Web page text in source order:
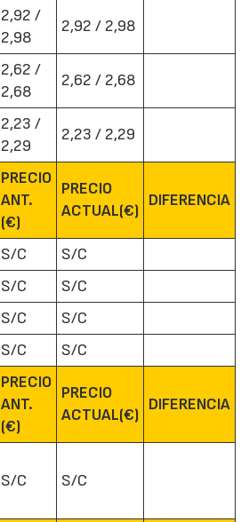
2,92 /
2,98
2,92 / 2,98
2,62 /
2,68
2,62 / 2,68
2,23 /
2,29
2,23 / 2,29
PRECIO
ANT.
(€)
PRECIO
ACTUAL(€)
DIFERENCIA
S/C
S/C
S/C
S/C
S/C
S/C
S/C S/C
PRECIO
ANT.
(€)
PRECIO
ACTUAL(€)
DIFERENCIA
S/C S/C